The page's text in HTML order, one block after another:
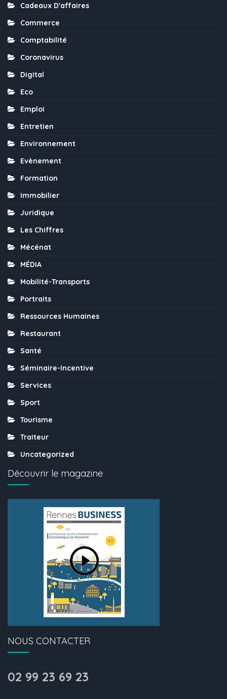
Cadeaux D'affaires
Commerce
Comptabilité
Coronavirus
Digital
Eco
Emploi
Entretien
Environnement
Evènement
Formation
Immobilier
Juridique
Les Chiffres
Mécénat
MÉDIA
Mobilité-Transports
Portraits
Ressources Humaines
Restaurant
Santé
Séminaire-Incentive
Services
Sport
Tourisme
Traiteur
Uncategorized
Découvrir le magazine
NOUS CONTACTER
02 99 23 69 23